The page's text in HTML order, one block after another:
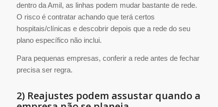
dentro da Amil, as linhas podem mudar bastante de rede.
O risco é contratar achando que terá certos
hospitais/clínicas e descobrir depois que a rede do seu
plano específico não inclui.
Para pequenas empresas, conferir a rede antes de fechar
precisa ser regra.
2) Reajustes podem assustar quando a